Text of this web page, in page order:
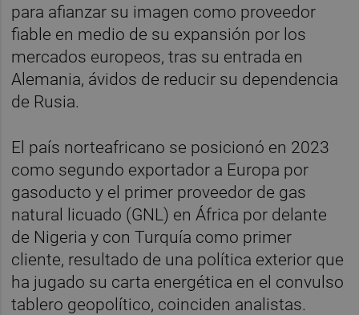
para afianzar su imagen como proveedor
fiable en medio de su expansión por los
mercados europeos, tras su entrada en
Alemania, ávidos de reducir su dependencia
de Rusia.
El país norteafricano se posicionó en 2023
como segundo exportador a Europa por
gasoducto y el primer proveedor de gas
natural licuado (GNL) en África por delante
de Nigeria y con Turquía como primer
cliente, resultado de una política exterior que
ha jugado su carta energética en el convulso
tablero geopolítico, coinciden analistas.